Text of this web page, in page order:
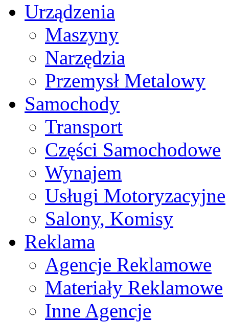
Urządzenia
Maszyny
Narzędzia
Przemysł Metalowy
Samochody
Transport
Części Samochodowe
Wynajem
Usługi Motoryzacyjne
Salony, Komisy
Reklama
Agencje Reklamowe
Materiały Reklamowe
Inne Agencje